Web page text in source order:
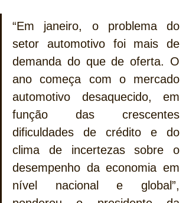
“Em janeiro, o problema do
setor automotivo foi mais de
demanda do que de oferta. O
ano começa com o mercado
automotivo desaquecido, em
função das crescentes
dificuldades de crédito e do
clima de incertezas sobre o
desempenho da economia em
nível nacional e global”,